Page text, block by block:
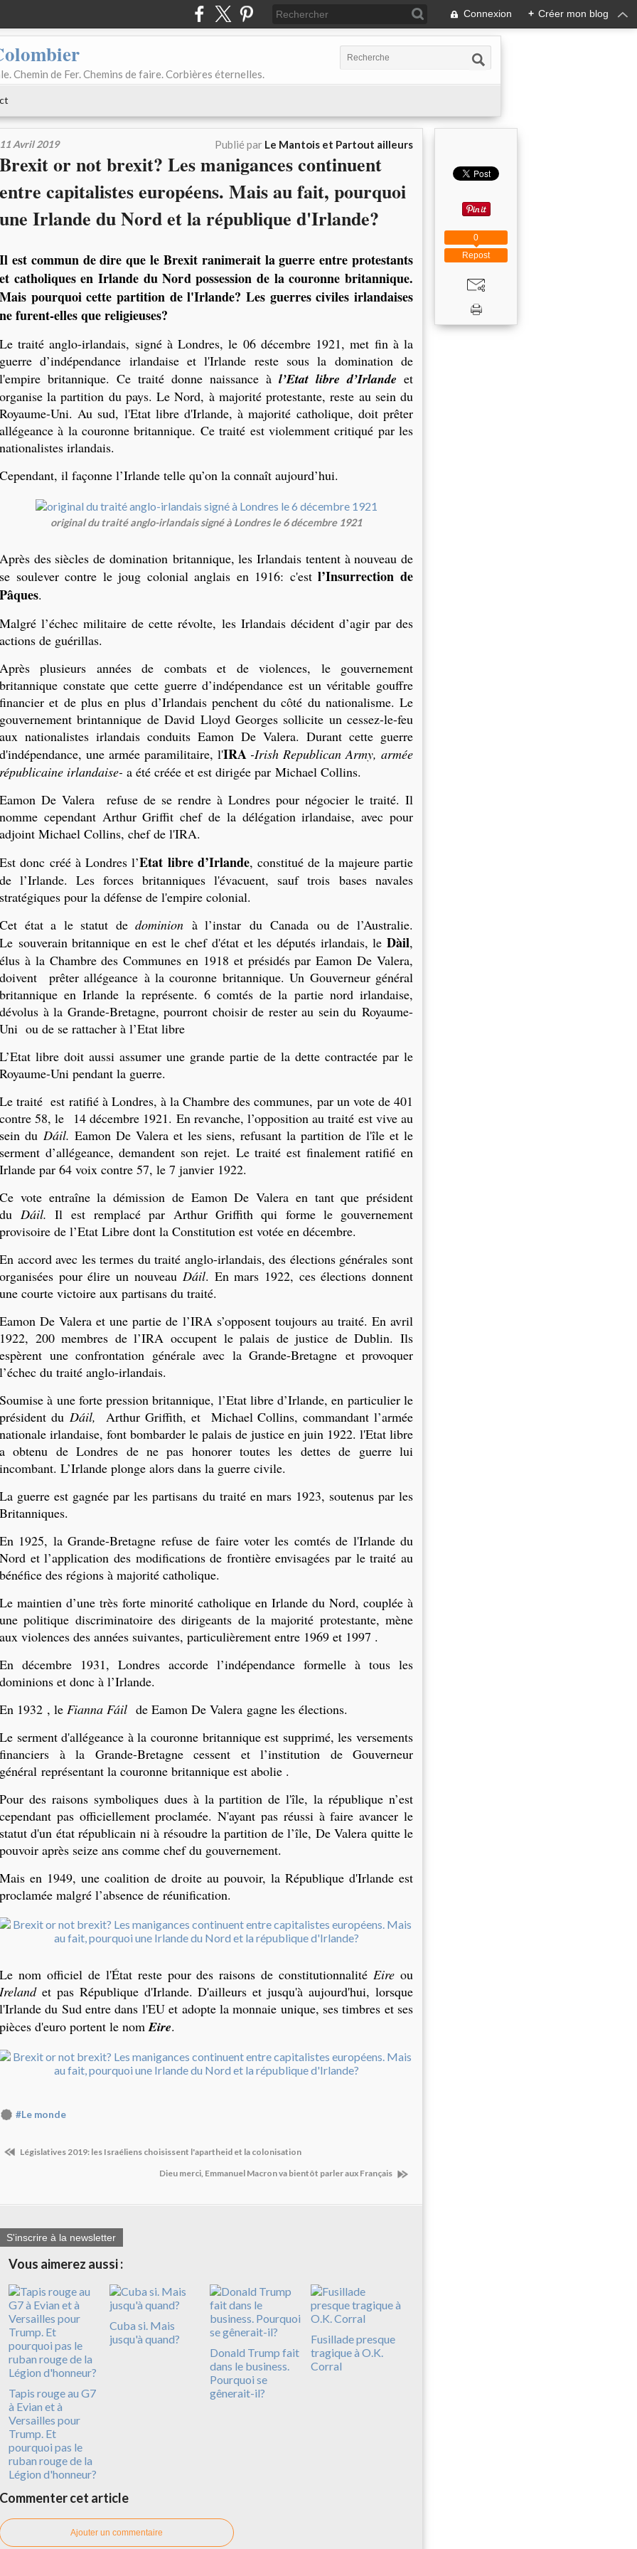
Connexion + Créer mon blog
Chemin de Fer. Chemins de faire. Corbières éternelles.
11 Avril 2019 Publié par Le Mantois et Partout ailleurs
Brexit or not brexit? Les manigances continuent
entre capitalistes européens. Mais au fait, pourquoi
une Irlande du Nord et la république d'Irlande?
Il est commun de dire que le Brexit ranimerait la guerre entre protestants
et catholiques en Irlande du Nord possession de la couronne britannique.
Mais pourquoi cette partition de l'Irlande? Les guerres civiles irlandaises
ne furent-elles que religieuses?
Le traité anglo-irlandais, signé à Londres, le 06 décembre 1921, met fin à la
guerre d’indépendance irlandaise et l'Irlande reste sous la domination de
l'empire britannique. Ce traité donne naissance à l’Etat libre d’Irlande et
organise la partition du pays. Le Nord, à majorité protestante, reste au sein du
Royaume-Uni. Au sud, l'Etat libre d'Irlande, à majorité catholique, doit prêter
allégeance à la couronne britannique. Ce traité est violemment critiqué par les
nationalistes irlandais.
Cependant, il façonne l’Irlande telle qu’on la connaît aujourd’hui.
original du traité anglo-irlandais signé à Londres le 6 décembre 1921
Après des siècles de domination britannique, les Irlandais tentent à nouveau de
se soulever contre le joug colonial anglais en 1916: c'estl’Insurrection de
Pâques.
Malgré l’échec militaire de cette révolte, les Irlandais décident d’agir par des
actions de guérillas.
Après plusieurs années de combats et de violences, le gouvernement
britannique constate que cette guerre d’indépendance est un véritable gouffre
financier et de plus en plus d’Irlandais penchent du côté du nationalisme. Le
gouvernement brintannique de David Lloyd Georges sollicite un cessez-le-feu
aux nationalistes irlandais conduits Eamon De Valera. Durant cette guerre
d'indépendance, une armée paramilitaire, l'IRA -Irish Republican Army, armée
républicaine irlandaise- a été créée et est dirigée par Michael Collins.
Eamon De Valera refuse de se rendre à Londres pour négocier le traité. Il
nomme cependant Arthur Griffit chef de la délégation irlandaise, avec pour
adjoint Michael Collins, chef de l'IRA.
Est donc créé à Londres l’Etat libre d’Irlande, constitué de la majeure partie
de l’Irlande. Les forces britanniques l'évacuent, sauf trois bases navales
stratégiques pour la défense de l'empire colonial.
Cet état a le statut dedominion à l’instar du Canada ou de l’Australie.
Le souverain britannique en est le chef d'état et les députés irlandais, le Dàil,
élus à la Chambre des Communes en 1918 et présidés par Eamon De Valera,
doivent prêter allégeance à la couronne britannique. Un Gouverneur général
britannique en Irlande la représente. 6 comtés de la partie nord irlandaise,
dévolus à la Grande-Bretagne, pourront choisir de rester au sein du Royaume-
Uni ou de se rattacher à l’Etat libre
L’Etat libre doit aussi assumer une grande partie de la dette contractée par le
Royaume-Uni pendant la guerre.
Le traité est ratifié à Londres, à la Chambre des communes, par un vote de 401
contre 58, le 14 décembre 1921. En revanche, l’opposition au traité est vive au
sein du Dáil. Eamon De Valera et les siens, refusant la partition de l'île et le
serment d’allégeance, demandent son rejet. Le traité est finalement ratifié en
Irlande par 64 voix contre 57, le 7 janvier 1922.
Ce vote entraîne la démission de Eamon De Valera en tant que président
duDáil.Il est remplacé par Arthur Griffith qui forme le gouvernement
provisoire de l’Etat Libre dont la Constitution est votée en décembre.
En accord avec les termes du traité anglo-irlandais, des élections générales sont
organisées pour élire un nouveauDáil. En mars 1922, ces élections donnent
une courte victoire aux partisans du traité.
Eamon De Valera et une partie de l’IRA s’opposent toujours au traité. En avril
1922, 200 membres de l’IRA occupent le palais de justice de Dublin. Ils
espèrent une confrontation générale avec la Grande-Bretagne et provoquer
l’échec du traité anglo-irlandais.
Soumise à une forte pression britannique, l’Etat libre d’Irlande, en particulier le
président du Dáil, Arthur Griffith, et Michael Collins, commandant l’armée
nationale irlandaise, font bombarder le palais de justice en juin 1922. l'Etat libre
a obtenu de Londres de ne pas honorer toutes les dettes de guerre lui
incombant. L’Irlande plonge alors dans la guerre civile.
La guerre est gagnée par les partisans du traité en mars 1923, soutenus par les
Britanniques.
En 1925, la Grande-Bretagne refuse de faire voter les comtés de l'Irlande du
Nord et l’application des modifications de frontière envisagées par le traité au
bénéfice des régions à majorité catholique.
Le maintien d’une très forte minorité catholique en Irlande du Nord, couplée à
une politique discriminatoire des dirigeants de la majorité protestante, mène
aux violences des années suivantes, particulièrement entre 1969 et 1997 .
En décembre 1931, Londres accorde l’indépendance formelle à tous les
dominions et donc à l’Irlande.
En 1932 , le Fianna Fáil de Eamon De Valera gagne les élections.
Le serment d'allégeance à la couronne britannique est supprimé, les versements
financiers à la Grande-Bretagne cessent et l’institution de Gouverneur
général représentant la couronne britannique est abolie .
Pour des raisons symboliques dues à la partition de l'île, la république n’est
cependant pas officiellement proclamée. N'ayant pas réussi à faire avancer le
statut d'un état républicain ni à résoudre la partition de l’île, De Valera quitte le
pouvoir après seize ans comme chef du gouvernement.
Mais en 1949, une coalition de droite au pouvoir, la République d'Irlande est
proclamée malgré l’absence de réunification.
Le nom officiel de l'État reste pour des raisons de constitutionnalitéEire ou
Irelandet pas République d'Irlande. D'ailleurs et jusqu'à aujourd'hui, lorsque
l'Irlande du Sud entre dans l'EU et adopte la monnaie unique, ses timbres et ses
pièces d'euro portent le nomEire.
#Le monde
Législatives 2019: les Israéliens choisissent l'apartheid et la colonisation
Dieu merci, Emmanuel Macron va bientôt parler aux Français
S'inscrire à la newsletter
Vous aimerez aussi :
Tapis rouge au G7
à Evian et à
Versailles pour
Trump. Et
pourquoi pas le
ruban rouge de la
Légion d'honneur?
Cuba si. Mais
jusqu'à quand?
Donald Trump fait
dans le business.
Pourquoi se
gênerait-il?
Fusillade presque
tragique à O.K.
Corral
Commenter cet article
Ajouter un commentaire
Repost
0